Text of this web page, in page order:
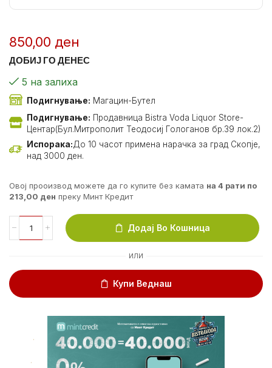
850,00 ден
ДОБИЈ ГО ДЕНЕС
5 на залиха
Подигнување: Магацин-Бутел
Подигнување: Продавница Bistra Voda Liquor Store-
Центар(Бул.Митрополит Теодосиј Гологанов бр.39 лок.2)
Испорака:До 10 часот примена нарачка за град Скопје,
над 3000 ден.
Овој прооизвод можете да го купите без камата на 4 рати по
213,00 ден преку Минт Кредит
Додај Во Кошница
ИЛИ
Купи Веднаш
.
.